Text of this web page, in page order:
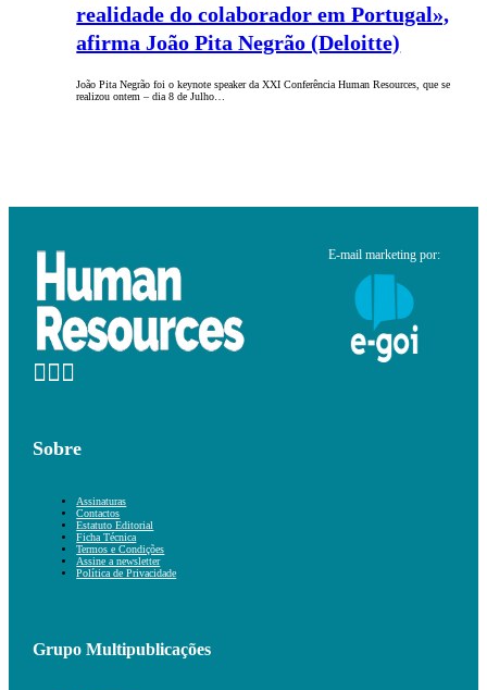
realidade do colaborador em Portugal»,
afirma João Pita Negrão (Deloitte)
João Pita Negrão foi o keynote speaker da XXI Conferência Human Resources, que se
realizou ontem – dia 8 de Julho…
E-mail marketing por:
Sobre
Assinaturas
Contactos
Estatuto Editorial
Ficha Técnica
Termos e Condições
Assine a newsletter
Política de Privacidade
Grupo Multipublicações